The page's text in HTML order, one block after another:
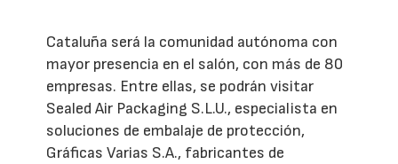
Cataluña será la comunidad autónoma con
mayor presencia en el salón, con más de 80
empresas. Entre ellas, se podrán visitar
Sealed Air Packaging S.L.U., especialista en
soluciones de embalaje de protección,
Gráficas Varias S.A., fabricantes de